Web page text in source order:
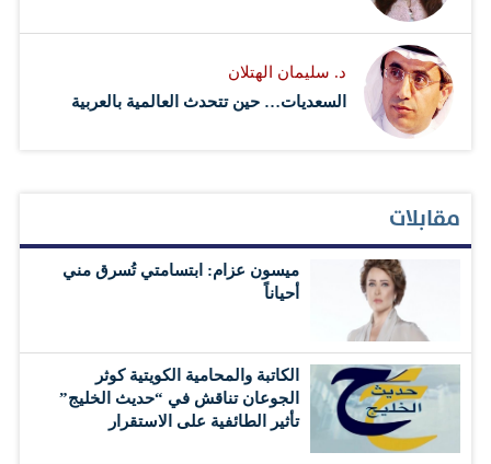
د. سليمان الهتلان
السعديات… حين تتحدث العالمية بالعربية
مقابلات
ميسون عزام: ابتسامتي تُسرق مني
أحياناً
الكاتبة والمحامية الكويتية كوثر
الجوعان تناقش في “حديث الخليج”
تأثير الطائفية على الاستقرار